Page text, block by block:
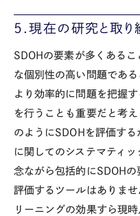
5.現在の研究と取り
SDOH の要素が多くあるこ
な個別性の高い問題である
より効率的に問題を把握
を行うことも重要だと考
のようにSDOH を評価す
に関してのシステマティ
念ながら包括的にSDOH の
評価するツールはありま
リーニングの効果すら現